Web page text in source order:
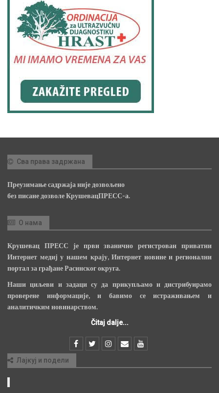
Сва права задржана
Преузимање садржаја није дозвољено
без писане дозволе КрушевацПРЕСС-а.
О нама
Крушевац ПРЕСС је први званично регистрован приватни
Интернет медиј у нашем крају, Интернет новине и регионални
портал за грађане Расинског округа.
Наши циљеви и задаци су да прикупљамо и дистрибуирамо
проверене информације, и бавимо се истраживањем и
аналитичким новинарством.
Čitaj dalje...
Лајкуј и подели